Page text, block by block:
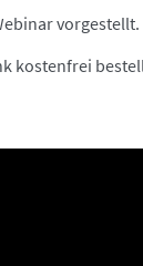
kostenfrei